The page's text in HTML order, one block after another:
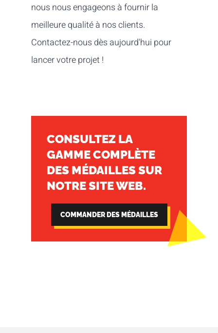
nous nous engageons à fournir la
meilleure qualité à nos clients.
Contactez-nousdès aujourd'hui pour
lancer votre projet !
CONSULTEZ LA
GAMME COMPLÈTE
DES MÉDAILLES SUR
NOTRE SITE WEB.
COMMANDER DES MÉDAILLES